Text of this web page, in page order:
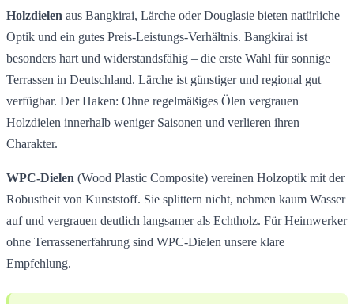
Holzdielen aus Bangkirai, Lärche oder Douglasie bieten natürliche
Optik und ein gutes Preis-Leistungs-Verhältnis. Bangkirai ist
besonders hart und widerstandsfähig – die erste Wahl für sonnige
Terrassen in Deutschland. Lärche ist günstiger und regional gut
verfügbar. Der Haken: Ohne regelmäßiges Ölen vergrauen
Holzdielen innerhalb weniger Saisonen und verlieren ihren
Charakter.
WPC-Dielen (Wood Plastic Composite) vereinen Holzoptik mit der
Robustheit von Kunststoff. Sie splittern nicht, nehmen kaum Wasser
auf und vergrauen deutlich langsamer als Echtholz. Für Heimwerker
ohne Terrassenerfahrung sind WPC-Dielen unsere klare
Empfehlung.